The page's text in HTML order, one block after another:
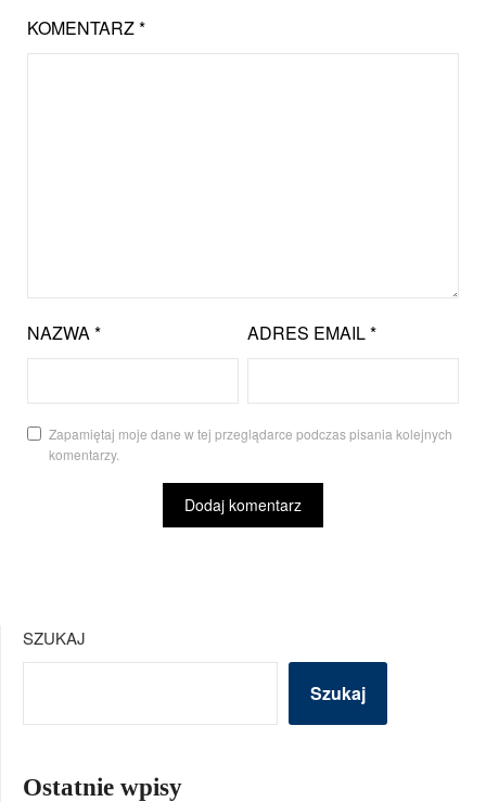
KOMENTARZ*
NAZWA* ADRES EMAIL*
Zapamiętaj moje dane w tej przeglądarce podczas pisania kolejnych
komentarzy.
SZUKAJ
Szukaj
Ostatnie wpisy